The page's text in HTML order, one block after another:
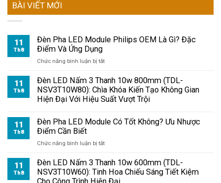
BÀI VIẾT MỚI
11
Th8
Đèn Pha LED Module Philips OEM Là Gì? Đặc
Điểm Và Ứng Dụng
Chức năng bình luận bị tắtở
Pha
LED
Module
Philips
Là
Ứng
Dụng
11
Th8
Đèn LED Nấm 3 Thanh 10w 800mm (TDL-
NSV3T10W80): Chìa Khóa Kiến Tạo Không Gian
Hiện Đại Với Hiệu Suất Vượt Trội
11
Th8
Đèn Pha LED Module Có Tốt Không? Ưu Nhược
Điểm Cần Biết
Chức năng bình luận bị tắtở
Pha
LED
Module
11
Th8
Đèn LED Nấm 3 Thanh 10w 600mm (TDL-
NSV3T10W60): Tinh Hoa Chiếu Sáng Tiết Kiệm
Cho Công Trình Hiện Đại